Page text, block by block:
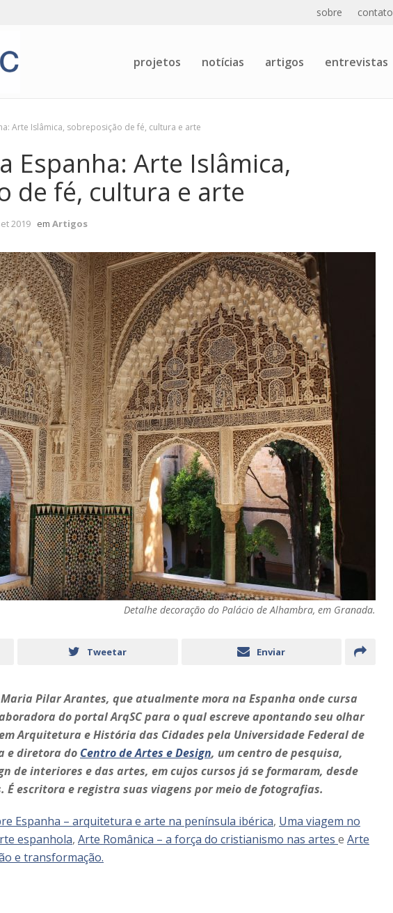
sobre contato
projetos notícias artigos entrevistas
Arte Islâmica, sobreposição de fé, cultura e arte
Espanha: Arte Islâmica,
de fé, cultura e arte
2019 em Artigos
Detalhe decoração do Palácio de Alhambra, em Granada.
Tweetar Enviar
Pilar Arantes, que atualmente mora na Espanha onde cursa
do portal ArqSC para o qual escreve apontando seu olhar
Arquitetura e História das Cidades pela Universidade Federal de
e diretora do Centro de Artes e Design, um centro de pesquisa,
de interiores e das artes, em cujos cursos já se formaram, desde
É escritora e registra suas viagens por meio de fotografias.
Espanha – arquitetura e arte na península ibérica, Uma viagem no
espanhola, Arte Românica – a força do cristianismo nas artes e Arte
e transformação.